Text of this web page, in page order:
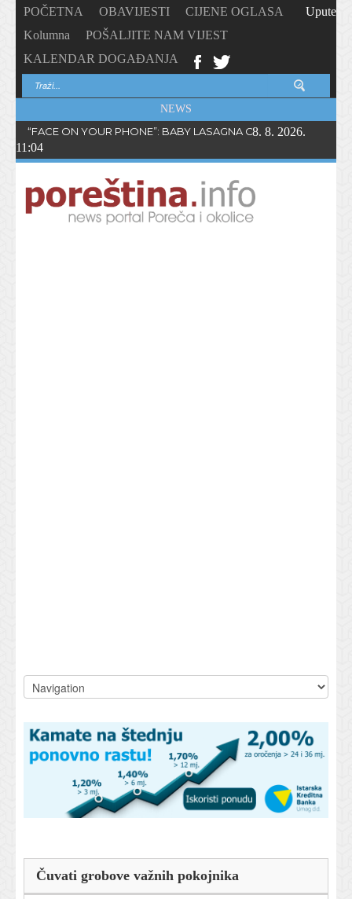
POČETNA OBAVIJESTI
CIJENE OGLASA
Kolumna
POŠALJITE NAM VIJEST
KALENDAR DOGAĐANJA
Upute
NEWS
“FACE ON YOUR PHONE”: BABY LASAGNA OBJAVIO NOVI
8. 8. 2026.
11:04
Čuvati grobove važnih pokojnika